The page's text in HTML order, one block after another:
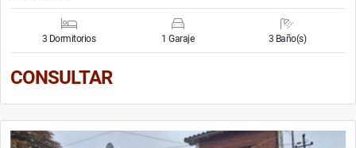
3 Dormitorios 1 Garaje 3 Baño(s)
CONSULTAR